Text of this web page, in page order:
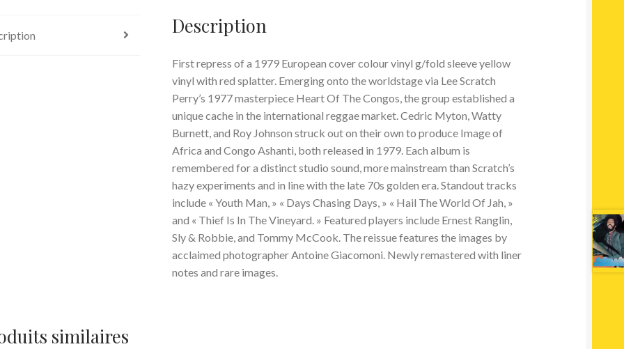
Description
First repress of a 1979 European cover colour vinyl g/fold sleeve yellow
vinyl with red splatter. Emerging onto the worldstage via Lee Scratch
Perry’s 1977 masterpiece Heart Of The Congos, the group established a
unique cache in the international reggae market. Cedric Myton, Watty
Burnett, and Roy Johnson struck out on their own to produce Image of
Africa and Congo Ashanti, both released in 1979. Each album is
remembered for a distinct studio sound, more mainstream than Scratch’s
hazy experiments and in line with the late 70s golden era. Standout tracks
include « Youth Man, » « Days Chasing Days, » « Hail The World Of Jah, »
and « Thief Is In The Vineyard. » Featured players include Ernest Ranglin,
Sly & Robbie, and Tommy McCook. The reissue features the images by
acclaimed photographer Antoine Giacomoni. Newly remastered with liner
notes and rare images.
similaires